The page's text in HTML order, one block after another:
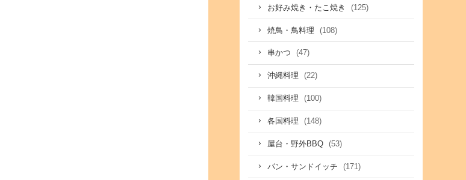
お好み焼き・たこ焼き (125)
焼鳥・鳥料理 (108)
串かつ (47)
沖縄料理 (22)
韓国料理 (100)
各国料理 (148)
屋台・野外BBQ (53)
パン・サンドイッチ (171)